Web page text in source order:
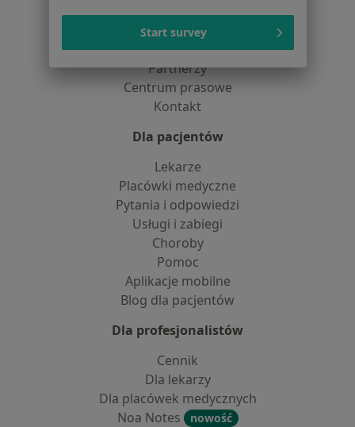
Dostępność
O nas
Praca Rekrutujemy!
Partnerzy
Centrum prasowe
Kontakt
Dla pacjentów
Lekarze
Placówki medyczne
Pytania i odpowiedzi
Usługi i zabiegi
Choroby
Pomoc
Aplikacje mobilne
Blog dla pacjentów
Dla profesjonalistów
Cennik
Dla lekarzy
Dla placówek medycznych
Noa Notes
nowość
Start survey